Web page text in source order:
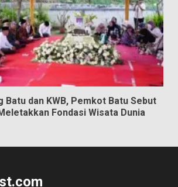
Batu dan KWB, Pemkot Batu Sebut
Fondasi Wisata Dunia